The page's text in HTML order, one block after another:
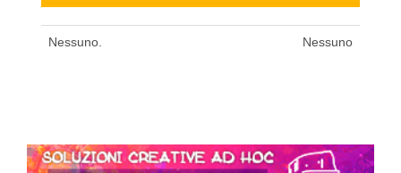
Nessuno. Nessuno